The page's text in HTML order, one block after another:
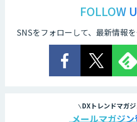
ス」
TIGEREYE AGENT
ービス
FOLLOW
SNSをフォローして、最新情報
DXトレンドマガ
メールマガジ